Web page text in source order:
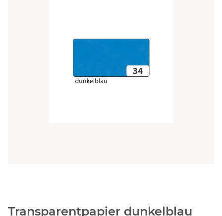
Transparentpapier dunkelblau